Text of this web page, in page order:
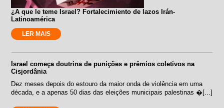
¿A que le teme Israel? Fortalecimiento de lazos Irán-
Latinoamérica
LER MAIS
Israel começa doutrina de punições e prêmios coletivos na
Cisjordânia
Dez meses depois do estouro da maior onda de violência em uma
década, e a apenas 50 dias das eleições municipais palestinas �[...]